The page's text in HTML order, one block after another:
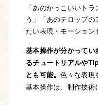
「あのかっこいいト
う」「あのテロップの
たい表現・モーション
基本操作が分かって
るチュートリアルや
とも可能。色々な表現
基本操作は、制作技術